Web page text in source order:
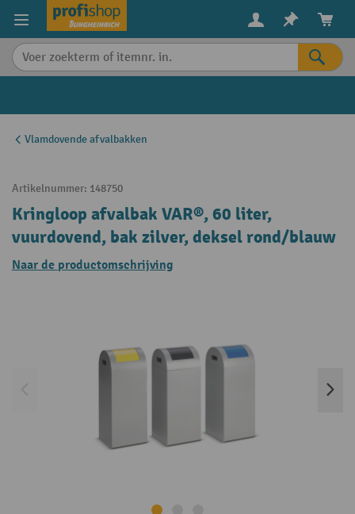
content
Vlamdovende afvalbakken
Artikelnummer: 148750
Kringloop afvalbak VAR®, 60 liter,
vuurdovend, bak zilver, deksel rond/blauw
Naar de productomschrijving